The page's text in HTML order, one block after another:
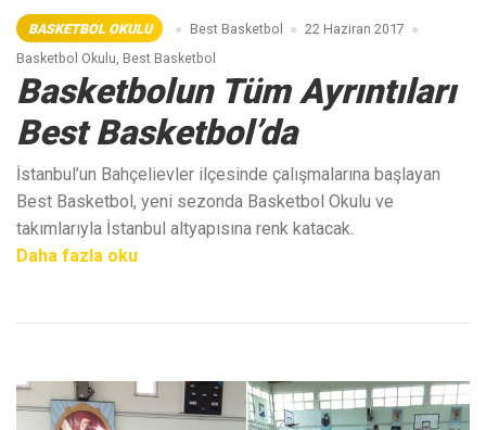
BASKETBOL OKULU Best Basketbol
22 Haziran 2017
Basketbol Okulu Best Basketbol
Basketbolun Tüm Ayrıntıları
Best Basketbol’da
İstanbul’un Bahçelievler ilçesinde çalışmalarına başlayan
Best Basketbol, yeni sezonda Basketbol Okulu ve
takımlarıyla İstanbul altyapısına renk katacak.
Daha fazla oku“Basketbolun